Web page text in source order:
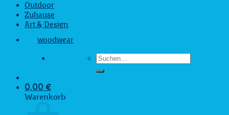
Outdoor
Zuhause
Art & Design
woodwear
Suchen
nach:
0,00 €
Warenkorb